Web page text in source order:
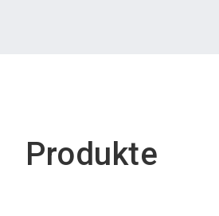
Produkte